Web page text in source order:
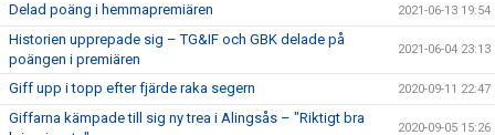
Delad poäng i hemmapremiären 2021-06-13 19:54
Historien upprepade sig – TG&IF och GBK delade på
poängen i premiären
2021-06-04 23:13
Giff upp i topp efter fjärde raka segern 2020-09-11 22:47
Giffarna kämpade till sig ny trea i Alingsås – "Riktigt bra
2020-09-05 15:26